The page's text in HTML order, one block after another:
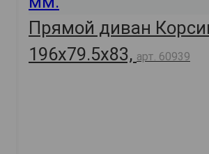
Прямой диван
196х79.5х83, арт. 60939